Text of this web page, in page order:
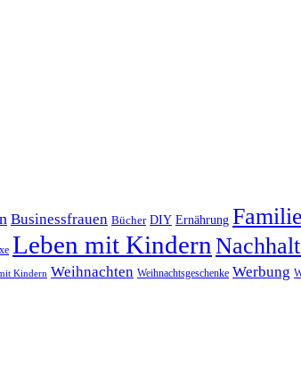
Businessfrauen Bücher DIY Ernährung Familie
Leben mit Kindern
Kindern Weihnachten Weihnachtsgeschenke Werbung